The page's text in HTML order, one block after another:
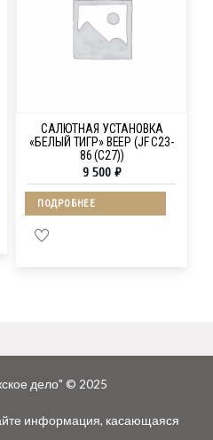
САЛЮТНАЯ УСТАНОВКА
«БЕЛЫЙ ТИГР» ВЕЕР (JF C23-
86 (C27))
9 500 ₽
ПОДРОБНЕЕ
дело" © 2025
информация, касающаяся